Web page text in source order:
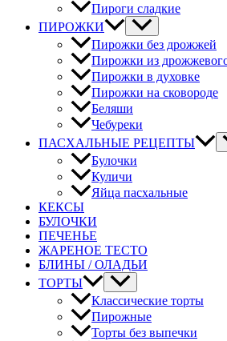
Пироги сладкие
ПИРОЖКИ
Пирожки без дрожжей
Пирожки из дрожжевого
Пирожки в духовке
Пирожки на сковороде
Беляши
Чебуреки
ПАСХАЛЬНЫЕ РЕЦЕПТЫ
Булочки
Куличи
Яйца пасхальные
КЕКСЫ
БУЛОЧКИ
ПЕЧЕНЬЕ
ЖАРЕНОЕ ТЕСТО
БЛИНЫ / ОЛАДЬИ
ТОРТЫ
Классические торты
Пирожные
Торты без выпечки